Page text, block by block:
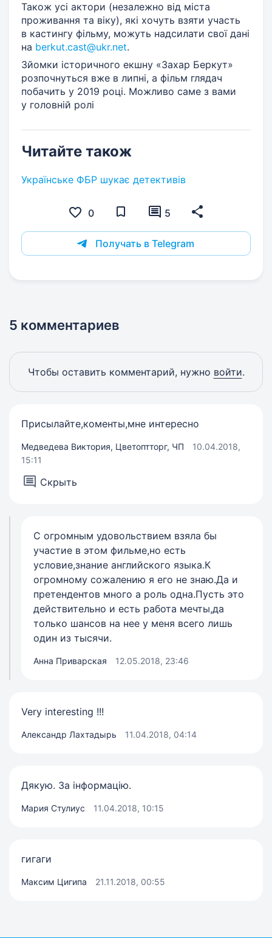
Також усі актори (незалежно від міста
проживання та віку), які хочуть взяти участь
в кастингу фільму, можуть надсилати свої дані
на berkut.cast@ukr.net.
Зйомки історичного екшну «Захар Беркут»
розпочнуться вже в липні, а фільм глядач
побачить у 2019 році. Можливо саме з вами
у головній ролі
Читайте також
Українське ФБР шукає детективів
0 5
Получать в Telegram
5 комментариев
Чтобы оставить комментарий, нужно войти.
Присылайте,коменты,мне интересно
Медведева Виктория, Цветоптторг, ЧП
10.04.2018,
15:11
Скрыть
С огромным удовольствием взяла бы
участие в этом фильме,но есть
условие,знание английского языка.К
огромному сожалению я его не знаю.Да и
претендентов много а роль одна.Пусть это
действительно и есть работа мечты,да
только шансов на нее у меня всего лишь
один из тысячи.
Анна Приварская 12.05.2018, 23:46
Very interesting !!!
Александр Лахтадырь 11.04.2018, 04:14
Дякую. За інформацію.
Мария Стулиус 11.04.2018, 10:15
гигаги
Максим Цигипа 21.11.2018, 00:55